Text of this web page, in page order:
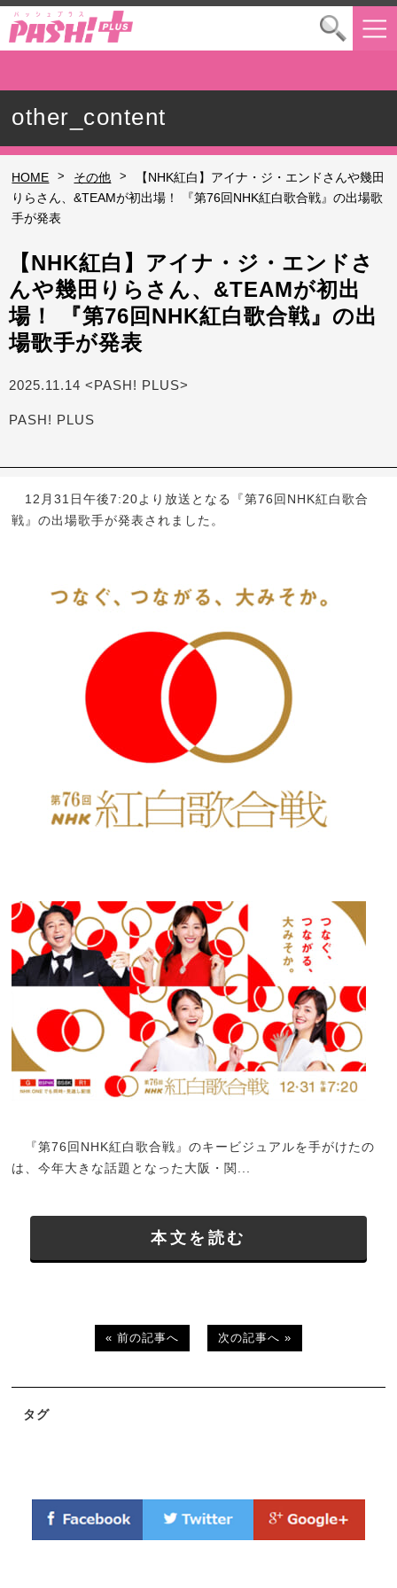
other_content
HOME > その他 >
【NHK紅白】アイナ・ジ・エンドさんや幾田
りらさん、&TEAMが初出場！ 『第76回NHK紅白歌合戦』の出場歌
手が発表
【NHK紅白】アイナ・ジ・エンドさ
んや幾田りらさん、&TEAMが初出
場！ 『第76回NHK紅白歌合戦』の出
場歌手が発表
2025.11.14 <PASH! PLUS>
PASH! PLUS
12月31日午後7:20より放送となる『第76回NHK紅白歌合
戦』の出場歌手が発表されました。
『第76回NHK紅白歌合戦』のキービジュアルを手がけたの
は、今年大きな話題となった大阪・関...
本文を読む
« 前の記事へ 次の記事へ »
タグ